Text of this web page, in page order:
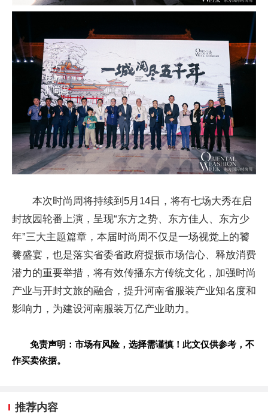
本次时尚周将持续到5月14日，将有七场大秀在启
封故园轮番上演，呈现“东方之势、东方佳人、东方少
年”三大主题篇章，本届时尚周不仅是一场视觉上的饕
餮盛宴，也是落实省委省政府提振市场信心、释放消费
潜力的重要举措，将有效传播东方传统文化，加强时尚
产业与开封文旅的融合，提升河南省服装产业知名度和
影响力，为建设河南服装万亿产业助力。
免责声明：市场有风险，选择需谨慎！此文仅供参考，不
作买卖依据。
推荐内容